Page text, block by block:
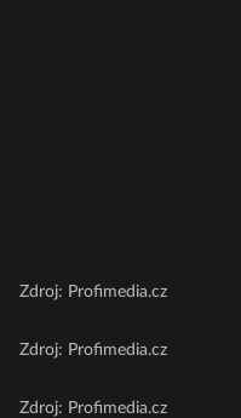
Zdroj: Profimedia.cz
Zdroj: Profimedia.cz
Zdroj: Profimedia.cz